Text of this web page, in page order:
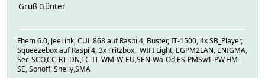
Gruß Günter
Fhem 6.0, JeeLink, CUL 868 auf Raspi 4, Buster, IT-1500, 4x SB_Player,
Squeezebox auf Raspi 4, 3x Fritzbox, WIFI Light, EGPM2LAN, ENIGMA,
Sec-SCO,CC-RT-DN,TC-IT-WM-W-EU,SEN-Wa-Od,ES-PMSw1-PW,HM-
SE, Sonoff, Shelly,SMA